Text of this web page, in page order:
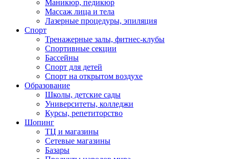
Маникюр, педикюр
Массаж лица и тела
Лазерные процедуры, эпиляция
Спорт
Тренажерные залы, фитнес-клубы
Спортивные секции
Бассейны
Спорт для детей
Спорт на открытом воздухе
Образование
Школы, детские сады
Университеты, колледжи
Курсы, репетиторство
Шопинг
ТЦ и магазины
Сетевые магазины
Базары